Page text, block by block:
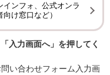
ンフォ、公式オンラ
け窓口など）
入力画面へ」を押してく
い合わせフォーム入力画